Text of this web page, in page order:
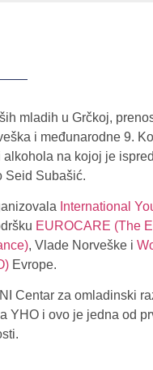
mladih u Grčkoj,
i međunarodne 9.
na kojoj je ispred
Seid Subašić.
International
EUROCARE (The
, Vlade Norveške i
Evrope.
Centar za omladinski
YHO i ovo je jedna od